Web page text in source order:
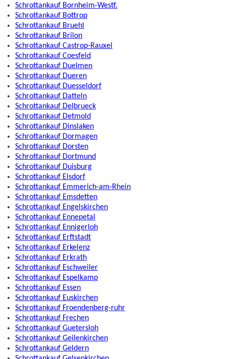
Schrottankauf Bornheim-Westf.
Schrottankauf Bottrop
Schrottankauf Bruehl
Schrottankauf Brilon
Schrottankauf Castrop-Rauxel
Schrottankauf Coesfeld
Schrottankauf Duelmen
Schrottankauf Dueren
Schrottankauf Duesseldorf
Schrottankauf Datteln
Schrottankauf Delbrueck
Schrottankauf Detmold
Schrottankauf Dinslaken
Schrottankauf Dormagen
Schrottankauf Dorsten
Schrottankauf Dortmund
Schrottankauf Duisburg
Schrottankauf Elsdorf
Schrottankauf Emmerich-am-Rhein
Schrottankauf Emsdetten
Schrottankauf Engelskirchen
Schrottankauf Ennepetal
Schrottankauf Ennigerloh
Schrottankauf Erftstadt
Schrottankauf Erkelenz
Schrottankauf Erkrath
Schrottankauf Eschweiler
Schrottankauf Espelkamp
Schrottankauf Essen
Schrottankauf Euskirchen
Schrottankauf Froendenberg-ruhr
Schrottankauf Frechen
Schrottankauf Guetersloh
Schrottankauf Geilenkirchen
Schrottankauf Geldern